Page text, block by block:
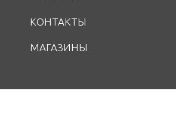
КОНТАКТЫ
МАГАЗИНЫ